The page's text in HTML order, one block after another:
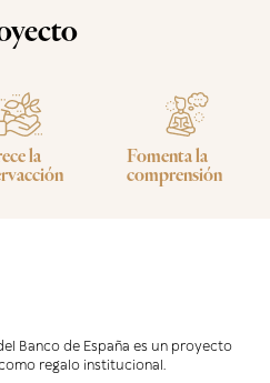
Fomenta la
comprensión
la
Banco de España es un proyecto
regalo institucional.